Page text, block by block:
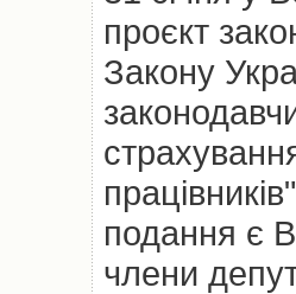
проєкт
Закону
подання є
члени